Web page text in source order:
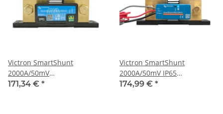
Victron SmartShunt
2000A/50mV
Batteriewächter
171,34 € *
Victron SmartShunt
2000A/50mV IP65
Batteriewächter
174,99 € *